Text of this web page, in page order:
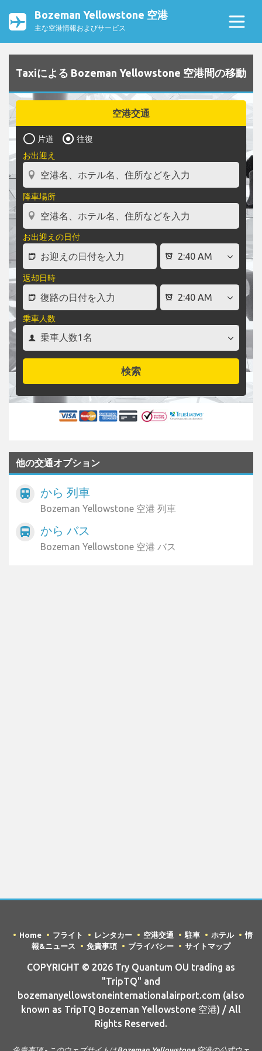
Bozeman Yellowstone 空港
主な空港情報およびサービス
Taxiによる Bozeman Yellowstone 空港間の移動
空港交通
片道
往復
お出迎え
降車場所
お出迎えの日付
返却日時
乗車人数
検索
他の交通オプション
train から 列車
Bozeman Yellowstone 空港 列車
directions_bus から バス
Bozeman Yellowstone 空港 バス
Home フライト レンタカー 空港交通 駐車 ホテル
情
報&ニュース
免責事項 プライバシー サイトマップ
COPYRIGHT © 2026 Try Quantum OU trading as
"TripTQ" and
bozemanyellowstoneinternationalairport.com (also
known as TripTQ Bozeman Yellowstone 空港) / All
Rights Reserved.